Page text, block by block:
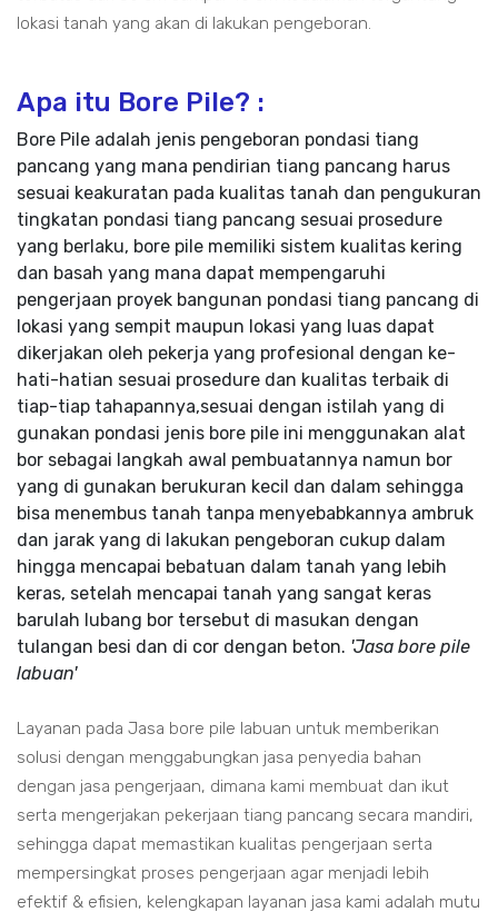
lokasi tanah yang akan di lakukan pengeboran.
Apa itu Bore Pile? :
Bore Pile adalah jenis pengeboran pondasi tiang
pancang yang mana pendirian tiang pancang harus
sesuai keakuratan pada kualitas tanah dan pengukuran
tingkatan pondasi tiang pancang sesuai prosedure
yang berlaku, bore pile memiliki sistem kualitas kering
dan basah yang mana dapat mempengaruhi
pengerjaan proyek bangunan pondasi tiang pancang di
lokasi yang sempit maupun lokasi yang luas dapat
dikerjakan oleh pekerja yang profesional dengan ke-
hati-hatian sesuai prosedure dan kualitas terbaik di
tiap-tiap tahapannya,sesuai dengan istilah yang di
gunakan pondasi jenis bore pile ini menggunakan alat
bor sebagai langkah awal pembuatannya namun bor
yang di gunakan berukuran kecil dan dalam sehingga
bisa menembus tanah tanpa menyebabkannya ambruk
dan jarak yang di lakukan pengeboran cukup dalam
hingga mencapai bebatuan dalam tanah yang lebih
keras, setelah mencapai tanah yang sangat keras
barulah lubang bor tersebut di masukan dengan
tulangan besi dan di cor dengan beton. 'Jasa bore pile
labuan'
Layanan pada Jasa bore pile labuan untuk memberikan
solusi dengan menggabungkan jasa penyedia bahan
dengan jasa pengerjaan, dimana kami membuat dan ikut
serta mengerjakan pekerjaan tiang pancang secara mandiri,
sehingga dapat memastikan kualitas pengerjaan serta
mempersingkat proses pengerjaan agar menjadi lebih
efektif & efisien, kelengkapan layanan jasa kami adalah mutu